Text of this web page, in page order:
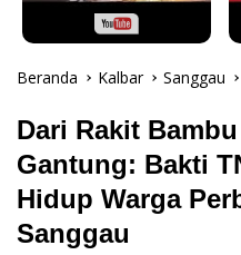
Beranda Kalbar Sanggau
Dari Rakit
Gantung: Bakti
Hidup Warga
Sanggau